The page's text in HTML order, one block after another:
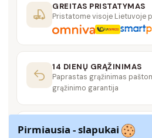
GREITAS PRISTATYMAS
Pristatome visoje Lietuvoje
14 DIENŲ GRĄŽINIMAS
Paprastas grąžinimas
grąžinimo garantija
SAUGUS MOKĖJIMAS
Pirmiausia - slapukai